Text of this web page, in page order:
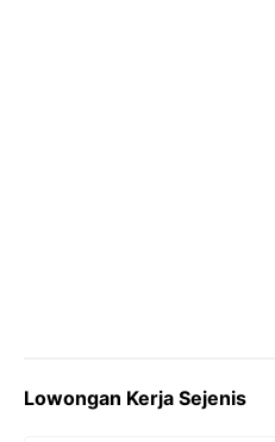
Lowongan Kerja Sejenis